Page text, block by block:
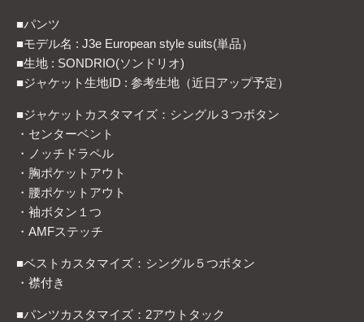
■パンツ
■モデル名 : J3e European style suits(単品）
■生地 : SONDRIO(ソンドリオ)
■ジャケット生地ID : 参考生地（近日アップ予定）
■ジャケットカスタマイズ：シングル３つボタン
・センターベント
・ノッチドラペル
・胸ポケットアウト
・腰ポケットアウト
・袖ボタン１つ
・AMFステッチ
■ベストカスタマイズ：シングル５つボタン
・襟付き
■パンツカスタマイズ：2アウトタック